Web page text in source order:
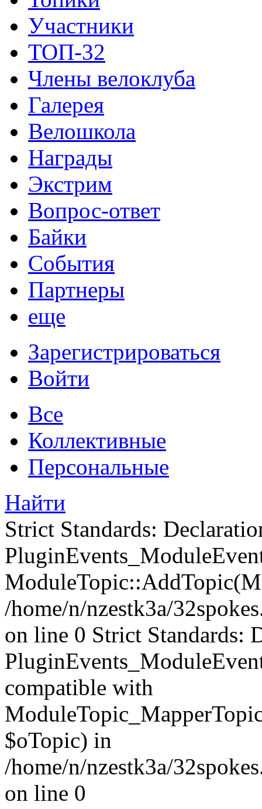
Участники
ТОП-32
Члены велоклуба
Галерея
Велошкола
Награды
Экстрим
Вопрос-ответ
Байки
События
Партнеры
еще
Зарегистрироваться
Войти
Все
Коллективные
Персональные
Найти
Strict Standards:
/home/n/nzestk3a/
on line 0 Strict Standards:
compatible with
$oTopic) in
/home/n/nzestk3a/
on line 0